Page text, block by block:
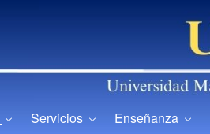
Servicios Enseñanza